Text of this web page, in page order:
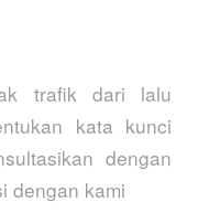
trafik dari lalu
kata kunci
dengan
dengan kami